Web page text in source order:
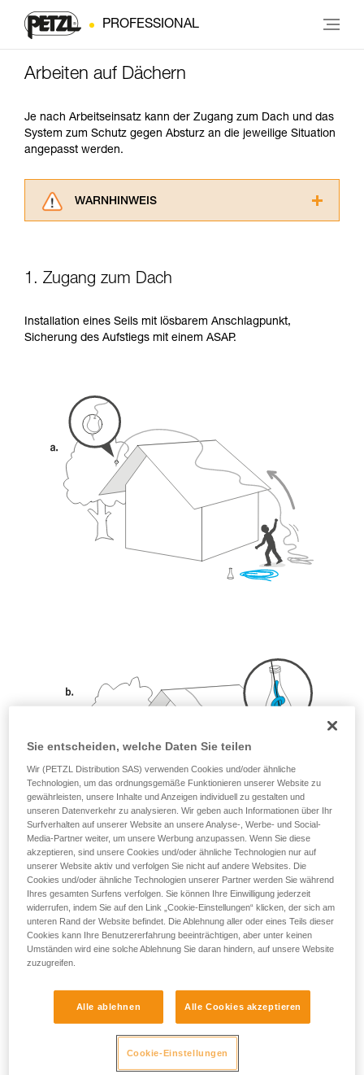
PROFESSIONAL
Arbeiten auf Dächern
Je nach Arbeitseinsatz kann der Zugang zum Dach und das
System zum Schutz gegen Absturz an die jeweilige Situation
angepasst werden.
WARNHINWEIS
ziehen. Um diese Zusatzinformationen
Informationen richtig verstanden haben.
Die Beherrschung dieser Techniken setzt eine
einem Profi, ob Sie in der Lage sind, den
Vorgang alleine sicher zu wiederholen, bevor
Sie ihn eigenständig durchführen.
Wir geben Beispiele für die mit Ihrer Aktivität
verbundenen Techniken. Möglicherweise gibt es
noch andere Techniken, die hier nicht
beschrieben werden.
1. Zugang zum Dach
Installation eines Seils mit lösbarem Anschlagpunkt,
Sicherung des Aufstiegs mit einem ASAP.
Sie entscheiden, welche Daten Sie teilen
Wir (PETZL Distribution SAS) verwenden Cookies und/oder ähnliche
Technologien, um das ordnungsgemäße Funktionieren unserer Website zu
gewährleisten, unsere Inhalte und Anzeigen individuell zu gestalten und
unseren Datenverkehr zu analysieren. Wir geben auch Informationen über Ihr
Surfverhalten auf unserer Website an unsere Analyse-, Werbe- und Social-
Media-Partner weiter, um unsere Werbung anzupassen. Wenn Sie diese
akzeptieren, sind unsere Cookies und/oder ähnliche Technologien nur auf
unserer Website aktiv und verfolgen Sie nicht auf andere Websites. Die
Cookies und/oder ähnliche Technologien unserer Partner werden Sie während
Ihres gesamten Surfens verfolgen. Sie können Ihre Einwilligung jederzeit
widerrufen, indem Sie auf den Link „Cookie-Einstellungen“ klicken, der sich am
unteren Rand der Website befindet. Die Ablehnung aller oder eines Teils dieser
Cookies kann Ihre Benutzererfahrung beeinträchtigen, aber unter keinen
Umständen wird eine solche Ablehnung Sie daran hindern, auf unsere Website
zuzugreifen.
Alle ablehnen Alle Cookies akzeptieren
Cookie-Einstellungen